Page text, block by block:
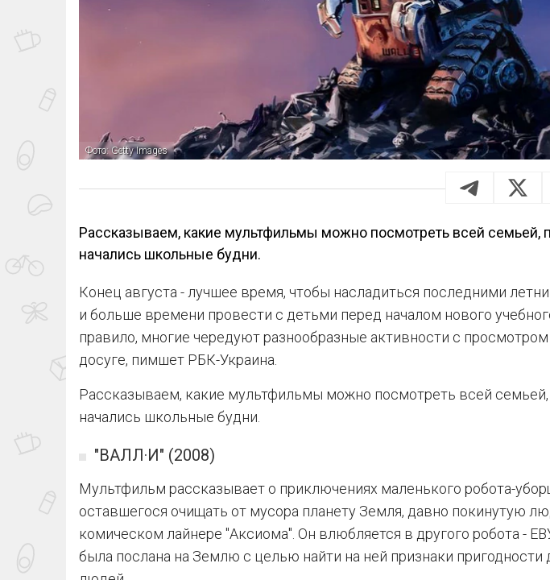
Фото: Getty Images
Рассказываем, какие мультфильмы можно посмотреть всей семьей,
начались школьные будни.
Конец августа - лучшее время, чтобы насладиться последними
и больше времени провести с детьми перед началом нового
правило, многие чередуют разнообразные активности с
досуге, пимшет РБК-Украина.
Рассказываем, какие мультфильмы можно посмотреть всей семьей,
начались школьные будни.
"ВАЛЛ·И" (2008)
Мультфильм рассказывает о приключениях маленького робота-
оставшегося очищать от мусора планету Земля, давно покинутую
комическом лайнере "Аксиома". Он влюбляется в другого робота -
была послана на Землю с целью найти на ней признаки пригодности